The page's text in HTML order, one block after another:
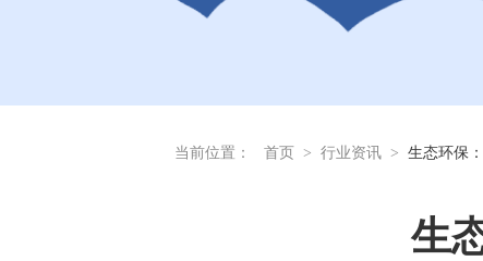
当前位置： 首页 > 行业资讯 > 生态环保
生